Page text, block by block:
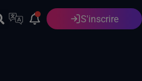
Français S'inscrire